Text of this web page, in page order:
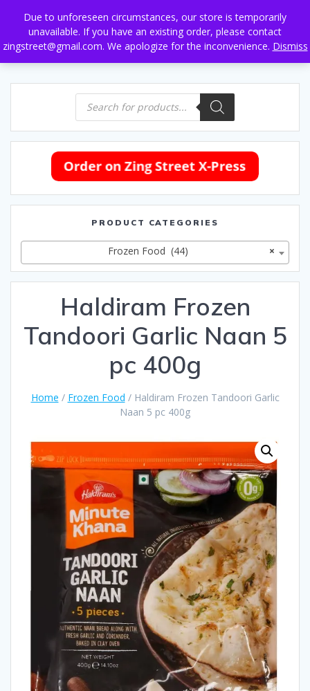
Due to unforeseen circumstances, our store is temporarily
unavailable. If you have an existing order, please contact
zingstreet@gmail.com. We apologize for the inconvenience. Dismiss
to
content
Products
search
PRODUCT CATEGORIES
×
Frozen Food (44)
Haldiram Frozen
Tandoori Garlic Naan 5
pc 400g
Home / Frozen Food / Haldiram Frozen Tandoori Garlic
Naan 5 pc 400g